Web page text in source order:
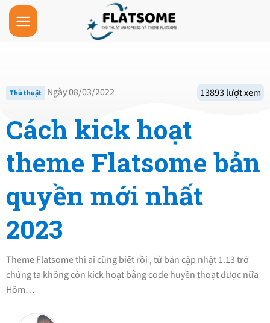
Skip
content
Thủ thuật Ngày 08/03/2022 13893 lượt xem
Cách kick hoạt
theme Flatsome bản
quyền mới nhất
2023
Theme Flatsome thì ai cũng biết rồi , từ bản cập nhật 1.13 trở
chúng ta không còn kick hoạt bằng code huyền thoạt được nữa
Hôm…